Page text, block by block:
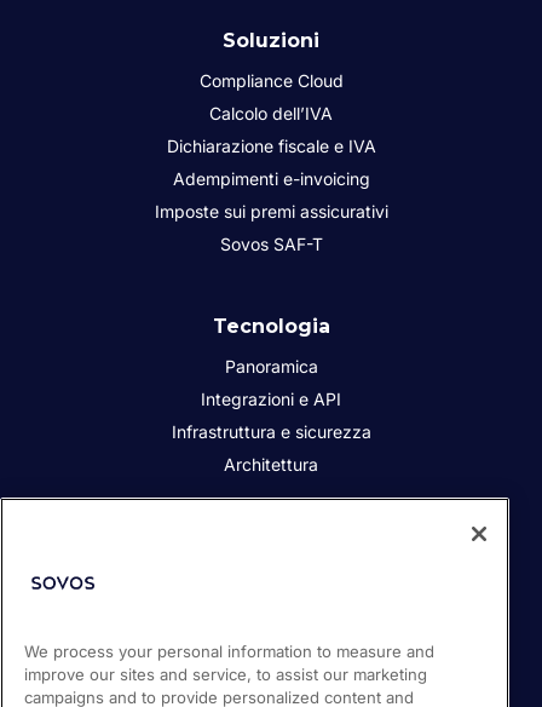
Soluzioni
Compliance Cloud
Calcolo dell’IVA
Dichiarazione fiscale e IVA
Adempimenti e-invoicing
Imposte sui premi assicurativi
Sovos SAF-T
Tecnologia
Panoramica
Integrazioni e API
Infrastruttura e sicurezza
Architettura
i Partner
Sala stampa
We process your personal information to measure and
improve our sites and service, to assist our marketing
campaigns and to provide personalized content and